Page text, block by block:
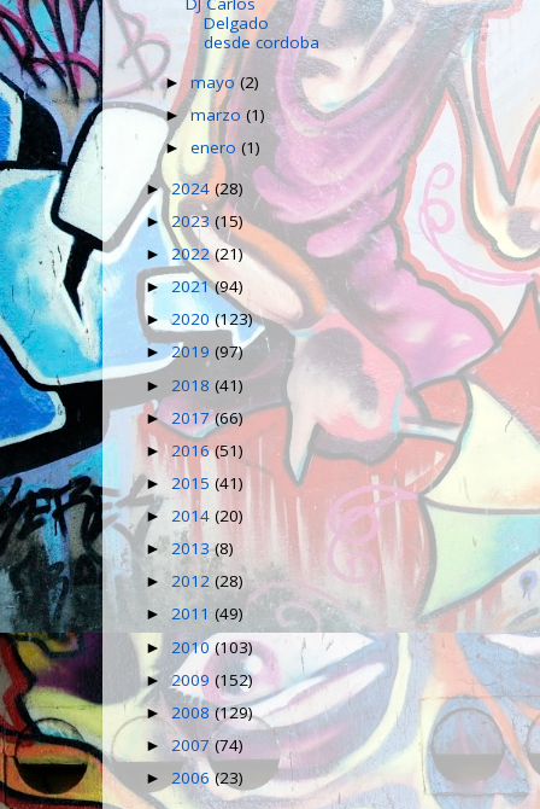
Delgado
desde cordoba
►mayo(2)
►marzo(1)
►enero(1)
►2024(28)
►2023(15)
►2022(21)
►2021(94)
►2020(123)
►2019 (97)
► 2018 (41)
► 2017(66)
►2016(51)
► 2015 (41)
► 2014 (20)
► 2013(8)
► 2012 (28)
► 2011(49)
► 2010 (103)
►2009 (152)
►2008(129)
► 2007(74)
► 2006(23)